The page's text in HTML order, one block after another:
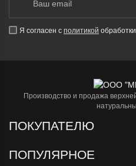
Я согласен с политикой
Производство и продажа
ПОКУПАТЕЛЮ
ПОПУЛЯРНОЕ